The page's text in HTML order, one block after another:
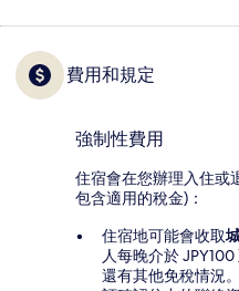
費用和規定
強制性費用
住宿會在您辦理入住或
包含適用的稅金)：
住宿地可能會收取
人每晚介於
還有其他免稅情況